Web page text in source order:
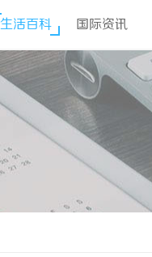
生活百科 国际资讯